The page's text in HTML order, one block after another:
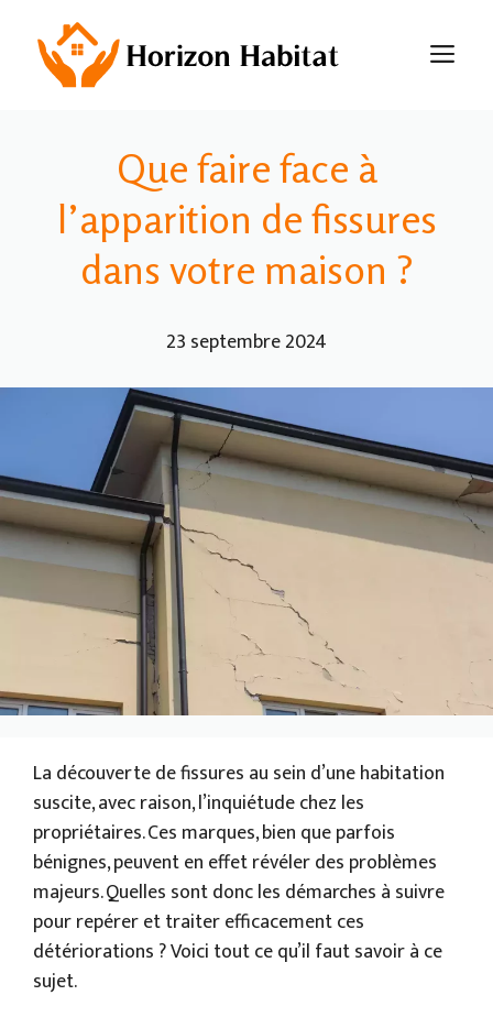
contenu
Que faire face à
l’apparition de fissures
dans votre maison ?
23 septembre 2024
La découverte de fissures au sein d’une habitation
suscite, avec raison, l’inquiétude chez les
propriétaires. Ces marques, bien que parfois
bénignes, peuvent en effet révéler des problèmes
majeurs. Quelles sont donc les démarches à suivre
pour repérer et traiter efficacement ces
détériorations ? Voici tout ce qu’il faut savoir à ce
sujet.